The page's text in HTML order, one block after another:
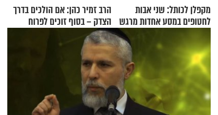
מקפלן לכותל: שני אבות
לחטופים במסע אחדות מרגש
הרב זמיר כהן: אם הולכים בדרך
הצדק – בסוף זוכים לפרוח